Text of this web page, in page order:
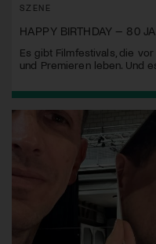
SZENE
HAPPY BIRTHDAY – 80
Es gibt Filmfestivals, die
und Premieren leben. Und